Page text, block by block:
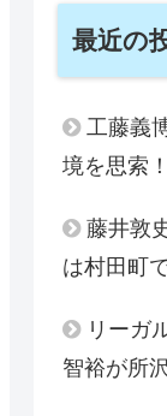
最近の
工藤義
境を思索
藤井敦
は村田町
リーガ
智裕が所